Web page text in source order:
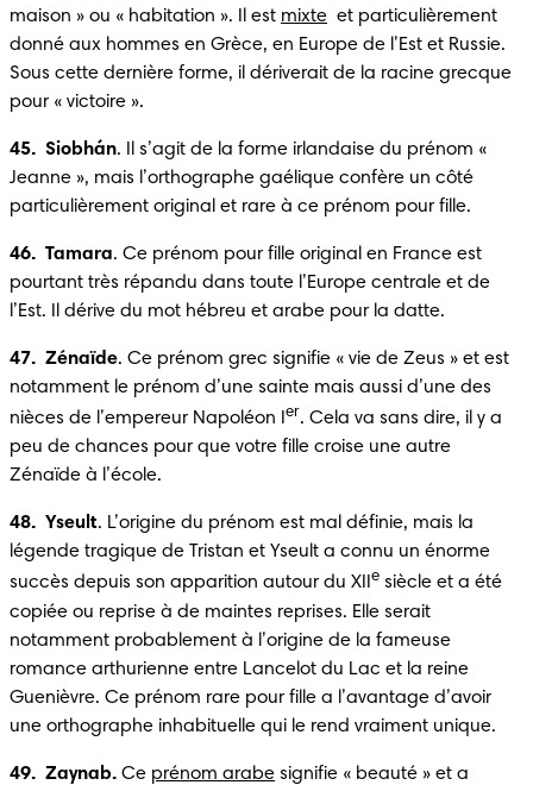
maison » ou « habitation ». Il est mixte
  et particulièrement
donné aux hommes en Grèce, en Europe de l’Est et Russie.
Sous cette dernière forme, il dériverait de la racine grecque
pour « victoire ».
45.  Siobhán. Il s’agit de la forme irlandaise du prénom «
Jeanne », mais l’orthographe gaélique confère un côté
particulièrement original et rare à ce prénom pour fille.
46.  Tamara. Ce prénom pour fille original en France est
pourtant très répandu dans toute l’Europe centrale et de
l’Est. Il dérive du mot hébreu et arabe pour la datte.
47.  Zénaïde. Ce prénom grec signifie « vie de Zeus » et est
notamment le prénom d’une sainte mais aussi d’une des
nièces de l’empereur Napoléon Ier. Cela va sans dire, il y a
peu de chances pour que votre fille croise une autre
Zénaïde à l’école.
48.  Yseult. L’origine du prénom est mal définie, mais la
légende tragique de Tristan et Yseult a connu un énorme
succès depuis son apparition autour du XIIe siècle et a été
copiée ou reprise à de maintes reprises. Elle serait
notamment probablement à l’origine de la fameuse
romance arthurienne entre Lancelot du Lac et la reine
Guenièvre. Ce prénom rare pour fille a l’avantage d’avoir
une orthographe inhabituelle qui le rend vraiment unique.
49.  Zaynab. Ce prénom arabe signifie « beauté » et a